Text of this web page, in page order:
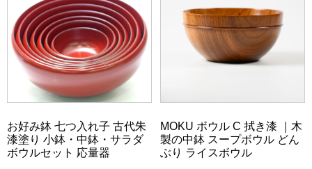
お好み鉢 七つ入れ子 古代朱
漆塗り 小鉢・中鉢・サラダ
ボウルセット 応量器
MOKU ボウル C 拭き漆 ｜木
製の中鉢 スープボウル どん
ぶり ライスボウル